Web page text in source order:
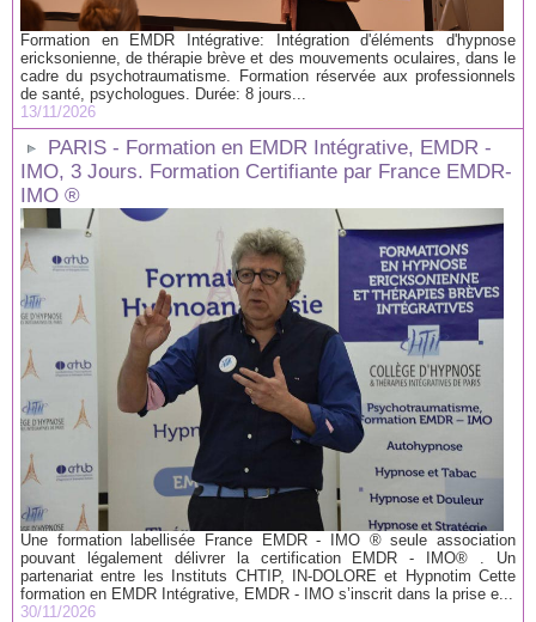
Formation en EMDR Intégrative: Intégration d'éléments d'hypnose
ericksonienne, de thérapie brève et des mouvements oculaires, dans le
cadre du psychotraumatisme. Formation réservée aux professionnels
de santé, psychologues. Durée: 8 jours...
13/11/2026
PARIS - Formation en EMDR Intégrative, EMDR -
IMO, 3 Jours. Formation Certifiante par France EMDR-
IMO ®
Une formation labellisée France EMDR - IMO ® seule association
pouvant légalement délivrer la certification EMDR - IMO® . Un
partenariat entre les Instituts CHTIP, IN-DOLORE et Hypnotim Cette
formation en EMDR Intégrative, EMDR - IMO s’inscrit dans la prise e...
30/11/2026